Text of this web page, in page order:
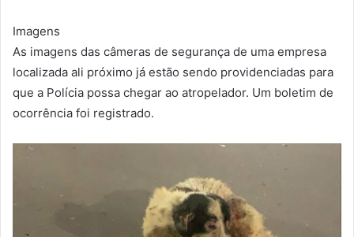
Imagens
As imagens das câmeras de segurança de uma empresa
localizada ali próximo já estão sendo providenciadas para
que a Polícia possa chegar ao atropelador. Um boletim de
ocorrência foi registrado.